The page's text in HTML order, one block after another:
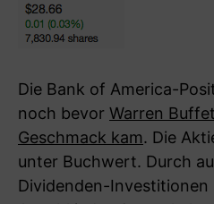
Die Bank of America-
noch bevor Warren
Geschmack kam. Die
unter Buchwert. Durch
Dividenden-